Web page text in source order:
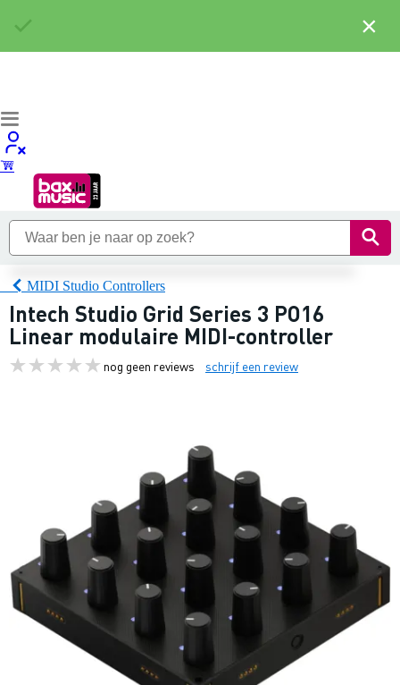
MIDI Studio Controllers
Intech Studio Grid Series 3 PO16
Linear modulaire MIDI-controller
nog geen reviews schrijf een review
×